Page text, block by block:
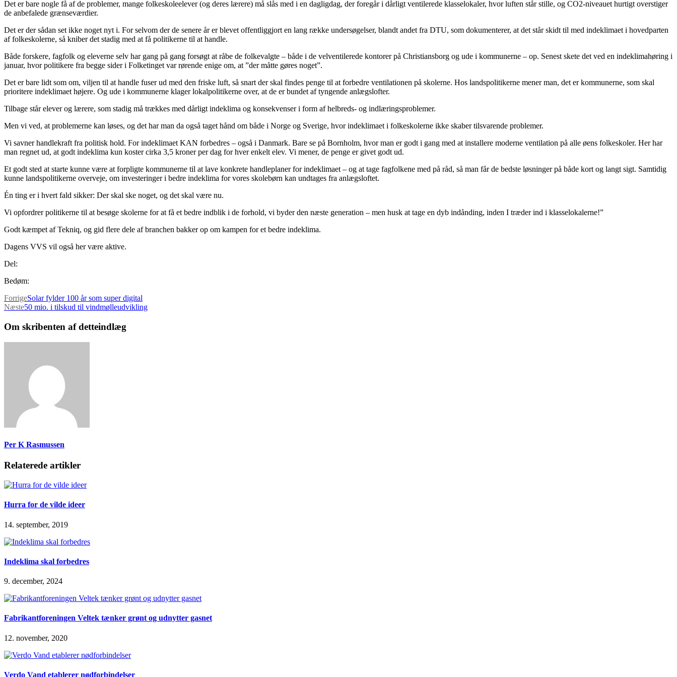
Det er bare nogle få af de problemer, mange folkeskoleelever (og deres lærere) må slås med i en dagligdag, der foregår i dårligt ventilerede klasselokaler, hvor luften står stille, og CO2-niveauet hurtigt overstiger
de anbefalede grænseværdier.
Det er der sådan set ikke noget nyt i. For selvom der de senere år er blevet offentliggjort en lang række undersøgelser, blandt andet fra DTU, som dokumenterer, at det står skidt til med indeklimaet i hovedparten
af folkeskolerne, så kniber det stadig med at få politikerne til at handle.
Både forskere, fagfolk og eleverne selv har gang på gang forsøgt at råbe de folkevalgte – både i de velventilerede kontorer på Christiansborg og ude i kommunerne – op. Senest skete det ved en indeklimahøring i
januar, hvor politikere fra begge sider i Folketinget var rørende enige om, at ”der måtte gøres noget”.
Det er bare lidt som om, viljen til at handle fuser ud med den friske luft, så snart der skal findes penge til at forbedre ventilationen på skolerne. Hos landspolitikerne mener man, det er kommunerne, som skal
prioritere indeklimaet højere. Og ude i kommunerne klager lokalpolitikerne over, at de er bundet af tyngende anlægslofter.
Tilbage står elever og lærere, som stadig må trækkes med dårligt indeklima og konsekvenser i form af helbreds- og indlæringsproblemer.
Men vi ved, at problemerne kan løses, og det har man da også taget hånd om både i Norge og Sverige, hvor indeklimaet i folkeskolerne ikke skaber tilsvarende problemer.
Vi savner handlekraft fra politisk hold. For indeklimaet KAN forbedres – også i Danmark. Bare se på Bornholm, hvor man er godt i gang med at installere moderne ventilation på alle øens folkeskoler. Her har
man regnet ud, at godt indeklima kun koster cirka 3,5 kroner per dag for hver enkelt elev. Vi mener, de penge er givet godt ud.
Et godt sted at starte kunne være at forpligte kommunerne til at lave konkrete handleplaner for indeklimaet – og at tage fagfolkene med på råd, så man får de bedste løsninger på både kort og langt sigt. Samtidig
kunne landspolitikerne overveje, om investeringer i bedre indeklima for vores skolebørn kan undtages fra anlægsloftet.
Én ting er i hvert fald sikker: Der skal ske noget, og det skal være nu.
Vi opfordrer politikerne til at besøge skolerne for at få et bedre indblik i de forhold, vi byder den næste generation – men husk at tage en dyb indånding, inden I træder ind i klasselokalerne!”
Godt kæmpet af Tekniq, og gid flere dele af branchen bakker op om kampen for et bedre indeklima.
Dagens VVS vil også her være aktive.
Del:
Bedøm:
ForrigeSolar fylder 100 år som super digital
Næste50 mio. i tilskud til vindmølleudvikling
Om skribenten af detteindlæg
Per K Rasmussen
Relaterede artikler
Hurra for de vilde ideer
14. september, 2019
Indeklima skal forbedres
9. december, 2024
Fabrikantforeningen Veltek tænker grønt og udnytter gasnet
12. november, 2020
Verdo Vand etablerer nødforbindelser